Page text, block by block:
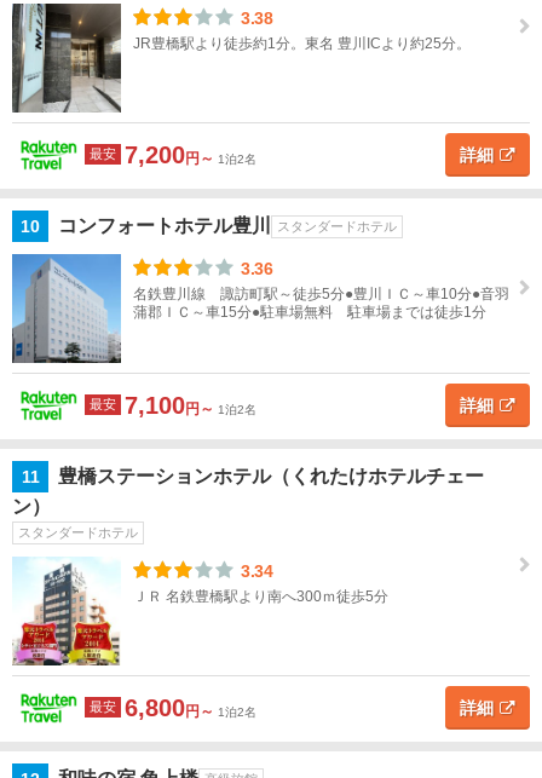
豊
橋
豊
渥美
半
島・
伊良
湖
蒲
郡・
良・
西
浦・
篠島
知多
半
島・
セン
トレ
ア
3.38
JR豊橋駅より徒歩約1分。東名 豊川ICより約25分。
最安 7,200円～ 1泊2名 詳細
10 コンフォートホテル豊川 スタンダードホテル
3.36
名鉄豊川線 諏訪町駅～徒歩5分●豊川ＩＣ～車10分●音羽
蒲郡ＩＣ～車15分●駐車場無料 駐車場までは徒歩1分
最安 7,100円～ 1泊2名 詳細
11
豊橋ステーションホテル（くれたけホテルチェー
ン）
スタンダードホテル
3.34
ＪＲ 名鉄豊橋駅より南へ300ｍ徒歩5分
最安 6,800円～ 1泊2名 詳細